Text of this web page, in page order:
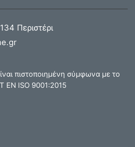
Περιστέρι
πιστοποιημένη σύμφωνα με το
ΕΝ ISO 9001:2015